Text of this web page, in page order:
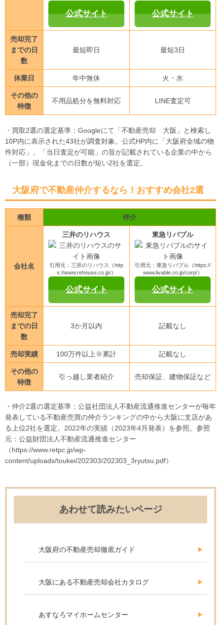
公式サイト 公式サイト
売却完了
までの日
数
最短即日 最短3日
休業日 年中無休 火・水
その他の
特徴
不用品処分を無料対応 LINE査定可
・買取2選の選定基準：Googleにて「不動産売却 大阪」と検索し
10P内に表示された43社が調査対象。公式HP内に「大阪府全域の物
件対応」、「当日査定が可能」の旨が記載されている企業の中から
（一部）現金化までの日数が短い2社を選定。
大阪府で不動産仲介するなら！おすすめ会社2選
種類 仲介
会社名
三井のリハウス
引用元：三井のリハウス（http
s://www.rehouse.co.jp/）
公式サイト
東急リバブル
引用元：東急リバブル（https://
www.livable.co.jp/corp/）
公式サイト
売却完了
までの日
数
3か月以内 記載なし
売却実績 100万件以上※累計 記載なし
その他の
特徴
引っ越し業者紹介 売却保証、建物保証など
・仲介2選の選定基準：公益社団法人不動産流通推進センターが毎年
発表している不動産売買の仲介ランキングの中から大阪に支店があ
る上位2社を選定。2022年の実績（2023年4月発表）を参照。参照
元：公益財団法人不動産流通推進センター
（https://www.retpc.jp/wp-
content/uploads/toukei/202303/202303_3ryutsu.pdf）
あわせて読みたいページ
大阪府の不動産売却徹底ガイド
大阪にある不動産売却会社カタログ
あすなろマイホームセンター